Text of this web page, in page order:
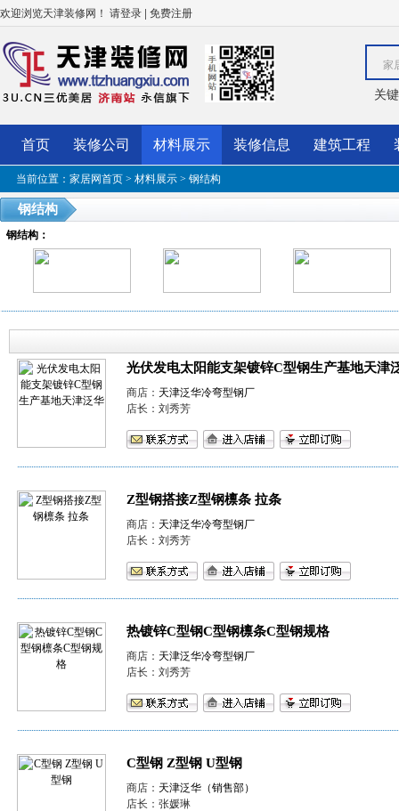
欢迎浏览天津装修网！ 请登录 | 免费注册
家
关
首页 装修公司 材料展示 装修信息 建筑工程
当前位置： 家居网首页 > 材料展示 > 钢结构
钢结构
钢结构 ：
光伏发电太阳能支架镀锌C型钢生产基地天津
商店： 天津泛华冷弯型钢厂
店长：刘秀芳
Z型钢搭接Z型钢檩条 拉条
商店： 天津泛华冷弯型钢厂
店长：刘秀芳
热镀锌C型钢C型钢檩条C型钢规格
商店： 天津泛华冷弯型钢厂
店长：刘秀芳
C型钢 Z型钢 U型钢
商店： 天津泛华（销售部）
店长：张媛琳